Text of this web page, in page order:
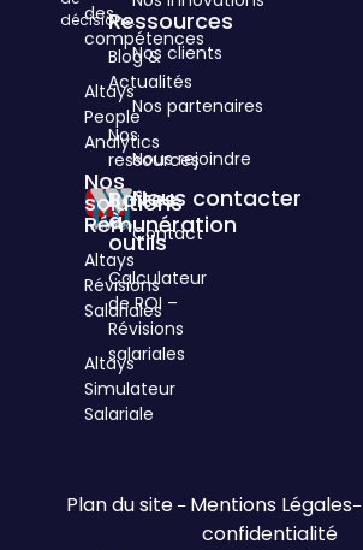
décisions.
3
cités
d'Hauteville
75010
Paris
des
compétences
Altays
People
Analytics
Nos
solutions
Rémunération
Altays
Révisions
Salariales
Altays
Simulateur
Salariale
Ressources
Blog &
Actualités
Nos
ressources
Boîtes
à
outils
Calculateur
de ROI –
Révisions
salariales
Nos clients
Nos partenaires
Nous rejoindre
Nous contacter
Contact
Plan du site– Mentions Légales–
confidentialité